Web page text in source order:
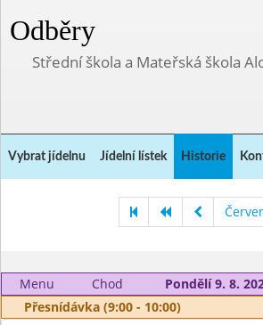
Odběry
Střední škola a Mateřská škola
Vybrat jídelnu Jídelní lístek Historie
Menu Chod
Pondělí 9. 8.
Přesnídávka (9:00 - 10:00)